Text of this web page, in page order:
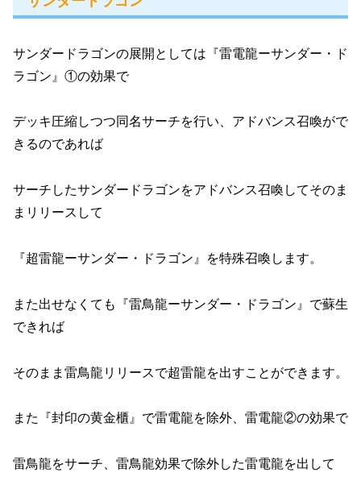
サンダードラゴンの展開としては『雷電龍ーサンダー・ド
ラゴン』①の効果で
デッキ圧縮しつつ同名サーチを行い、アドバンス召喚がで
きるのであれば
サーチしたサンダードラゴンをアドバンス召喚してそのま
まリリースして
『超雷龍ーサンダー・ドラゴン』を特殊召喚します。
また出せなくても『雷鳥龍ーサンダー・ドラゴン』で蘇生
できれば
そのまま雷鳥龍リリースで超雷龍を出すことができます。
また『封印の黄金櫃』で雷電龍を除外、雷電龍②の効果で
雷鳥龍をサーチ、雷鳥龍効果で除外した雷電龍を出して